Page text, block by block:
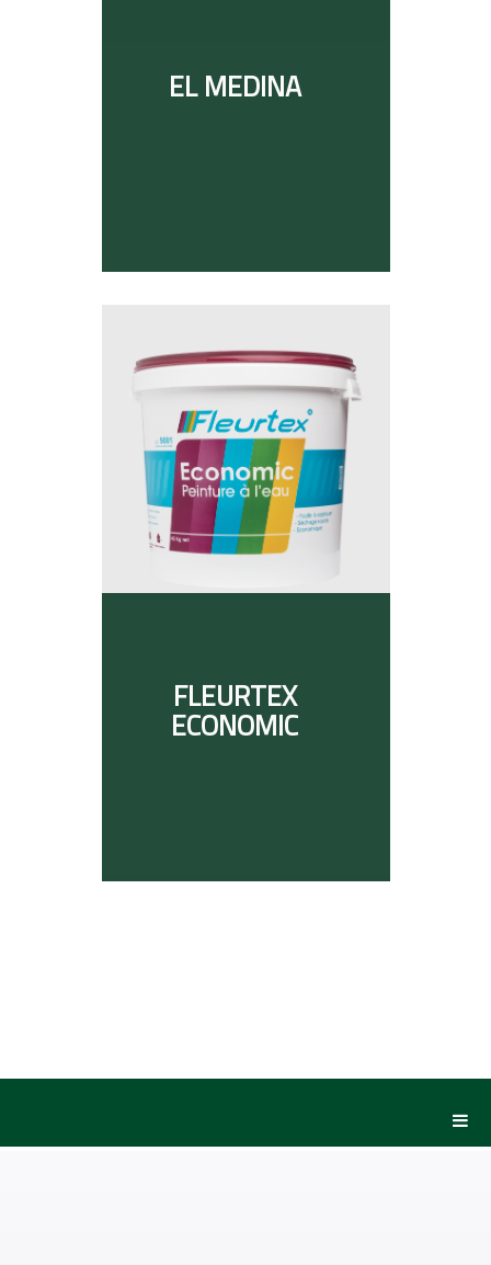
EL MEDINA
FLEURTEX
ECONOMIC